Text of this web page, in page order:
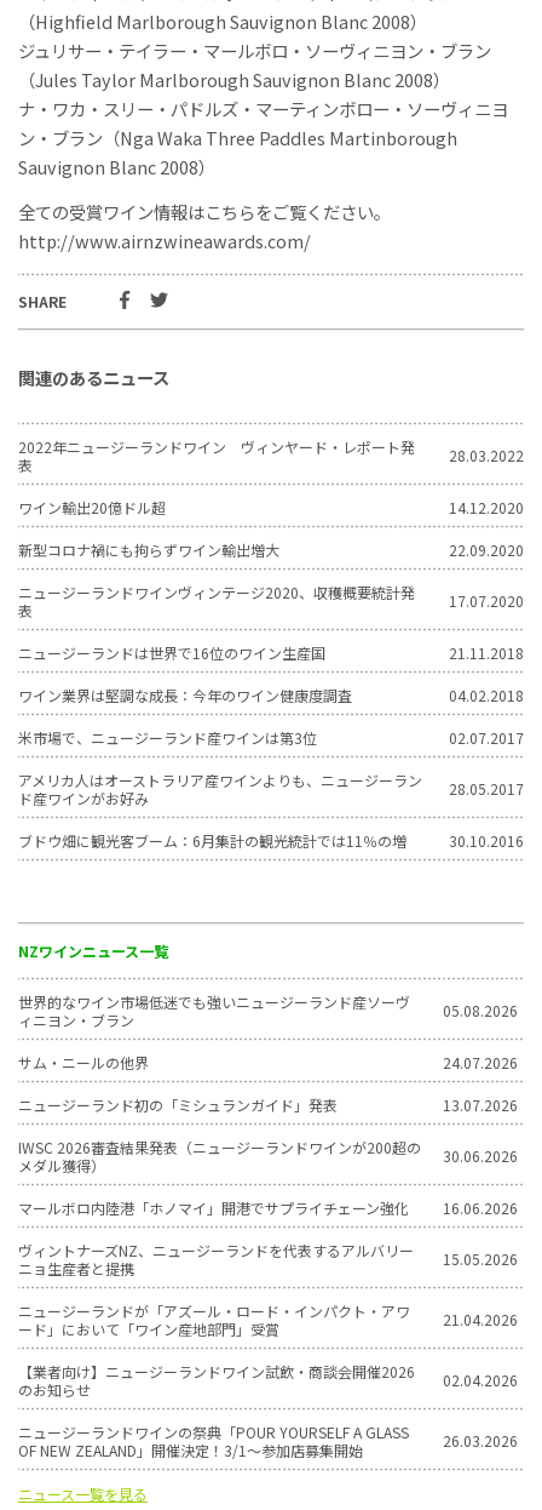
NZワインニュース一覧
世界的なワイン市場低迷でも強いニュージーランド産ソーヴ
ィニヨン・ブラン
05.08.2026
サム・ニールの他界 24.07.2026
ニュージーランド初の「ミシュランガイド」発表 13.07.2026
IWSC 2026審査結果発表（ニュージーランドワインが200超の
メダル獲得）
30.06.2026
マールボロ内陸港「ホノマイ」開港でサプライチェーン強化 16.06.2026
ヴィントナーズNZ、ニュージーランドを代表するアルバリー
ニョ生産者と提携
15.05.2026
ニュージーランドが「アズール・ロード・インパクト・アワ
ード」において「ワイン産地部門」受賞
21.04.2026
【業者向け】ニュージーランドワイン試飲・商談会開催2026
のお知らせ
02.04.2026
ニュージーランドワインの祭典「POUR YOURSELF A GLASS
OF NEW ZEALAND」開催決定！3/1〜参加店募集開始
26.03.2026
ニュース一覧を見る
（Highfield Marlborough Sauvignon Blanc 2008）
ジュリサー・テイラー・マールボロ・ソーヴィニヨン・ブラン
（Jules Taylor Marlborough Sauvignon Blanc 2008）
ナ・ワカ・スリー・パドルズ・マーティンボロー・ソーヴィニヨ
ン・ブラン（Nga Waka Three Paddles Martinborough
Sauvignon Blanc 2008）
全ての受賞ワイン情報はこちらをご覧ください。
http://www.airnzwineawards.com/
SHARE
関連のあるニュース
2022年ニュージーランドワイン ヴィンヤード・レポート発
表
28.03.2022
ワイン輸出20億ドル超 14.12.2020
新型コロナ禍にも拘らずワイン輸出増大 22.09.2020
ニュージーランドワインヴィンテージ2020、収穫概要統計発
表
17.07.2020
ニュージーランドは世界で16位のワイン生産国 21.11.2018
ワイン業界は堅調な成長：今年のワイン健康度調査 04.02.2018
米市場で、ニュージーランド産ワインは第3位 02.07.2017
アメリカ人はオーストラリア産ワインよりも、ニュージーラン
ド産ワインがお好み
28.05.2017
ブドウ畑に観光客ブーム：6月集計の観光統計では11％の増 30.10.2016